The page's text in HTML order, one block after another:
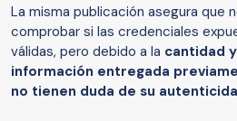
La misma publicación asegura que
comprobar si las credenciales
válidas, pero debido a la cantidad
información entregada
no tienen duda de su